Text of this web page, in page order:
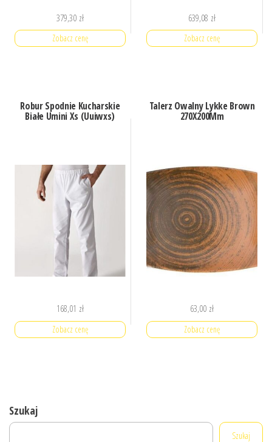
379,30 zł
Zobacz cenę
639,08 zł
Zobacz cenę
Robur Spodnie Kucharskie
Białe Umini Xs (Uuiwxs)
168,01 zł
Zobacz cenę
Talerz Owalny Lykke Brown
270X200Mm
63,00 zł
Zobacz cenę
Szukaj
Szukaj